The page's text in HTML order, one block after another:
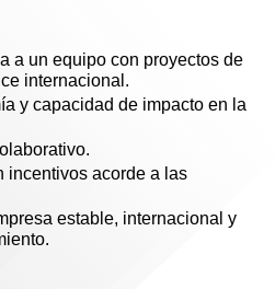
a un equipo con proyectos de
internacional.
y capacidad de impacto en la
incentivos acorde a las
estable, internacional y